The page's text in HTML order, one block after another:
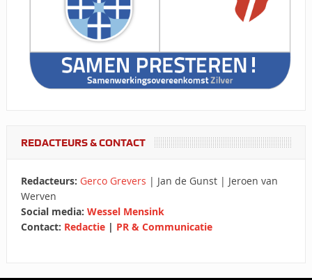
REDACTEURS & CONTACT
Redacteurs: Gerco Grevers | Jan de Gunst | Jeroen van
Werven
Social media: Wessel Mensink
Contact: Redactie| PR & Communicatie